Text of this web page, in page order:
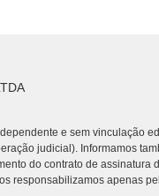
e sem vinculação
judicial). Informamos
do contrato de assinatura
responsabilizamos apenas